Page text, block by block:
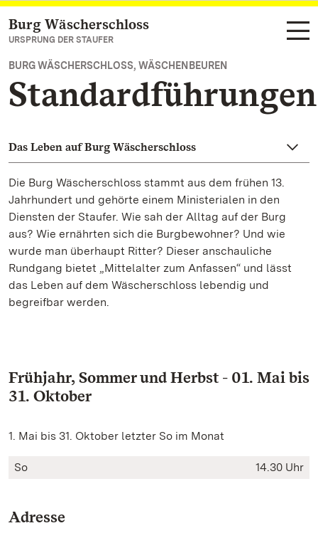
Zum Hauptinhalt springen
Burg Wäscherschloss
URSPRUNG DER STAUFER
BURG WÄSCHERSCHLOSS, WÄSCHENBEUREN
Standardführungen
Das Leben auf Burg Wäscherschloss
Die Burg Wäscherschloss stammt aus dem frühen 13.
Jahrhundert und gehörte einem Ministerialen in den
Diensten der Staufer. Wie sah der Alltag auf der Burg
aus? Wie ernährten sich die Burgbewohner? Und wie
wurde man überhaupt Ritter? Dieser anschauliche
Rundgang bietet „Mittelalter zum Anfassen“ und lässt
das Leben auf dem Wäscherschloss lebendig und
begreifbar werden.
Frühjahr, Sommer und Herbst - 01. Mai bis
31. Oktober
1. Mai bis 31. Oktober letzter So im Monat
So 14.30 Uhr
Adresse